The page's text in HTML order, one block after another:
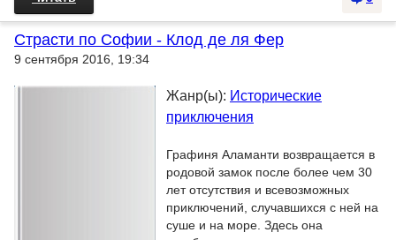
Страсти по Софии - Клод де ля Фер
9 сентября 2016, 19:34
Жанр(ы): Исторические
приключения
Графиня Аламанти возвращается в
родовой замок после более чем 30
лет отсутствия и всевозможных
приключений, случавшихся с ней на
суше и на море. Здесь она